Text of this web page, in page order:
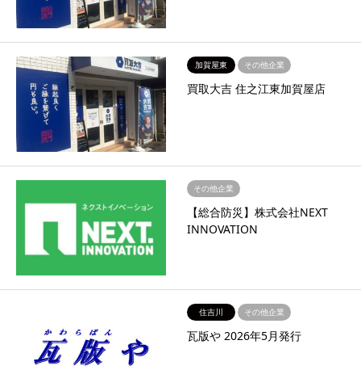
加賀屋東 その他企業
買取大吉 住之江東加賀屋店
その他企業
【総合防災】株式会社NEXT
INNOVATION
住吉川 その他企業
瓦版や 2026年5月発行